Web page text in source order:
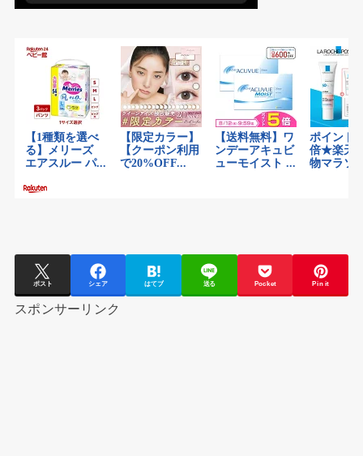
ポスト シェア はてブ 送る Pocket Pin it
スポンサーリンク